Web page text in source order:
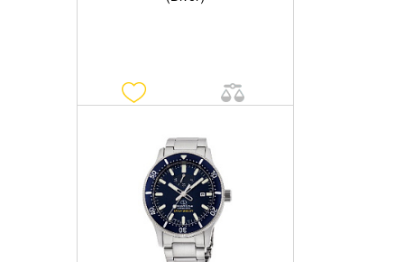
УТОЧНИТЬ НАЛИЧИЕ